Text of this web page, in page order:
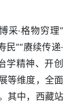
采·格物穷理”
民”“赓续传递·
学精神、开创
等维度，全面
其中，西藏站